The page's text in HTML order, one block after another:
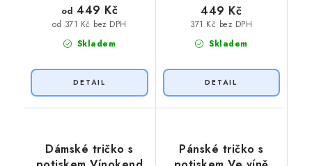
Skladem
od 371 Kč bez DPH
od 449 Kč
Skladem
371 Kč bez DPH
449 Kč
Dámské tričko s
Pánské tričko s